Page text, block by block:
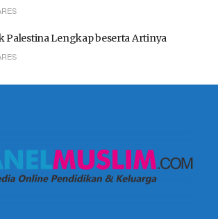
Palestina Lengkap beserta Artinya